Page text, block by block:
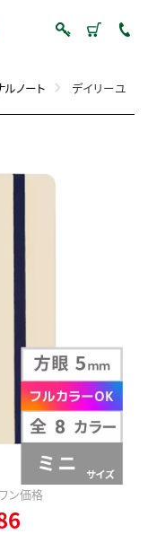
ルノート デイリーユ
ン価格